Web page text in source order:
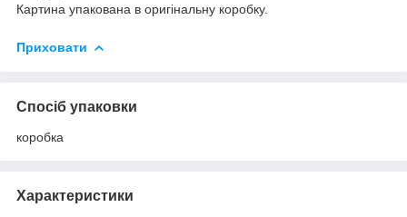
Картина упакована в оригінальну коробку.
Приховати
Спосіб упаковки
коробка
Характеристики